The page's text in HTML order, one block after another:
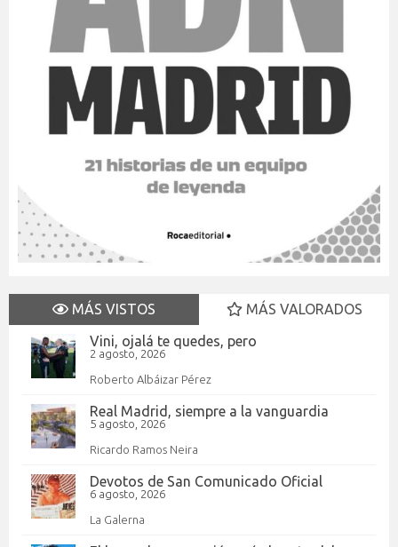
MÁS VISTOS
MÁS VALORADOS
Vini, ojalá te quedes, pero
2 agosto, 2026
Roberto Albáizar Pérez
Real Madrid, siempre a la vanguardia
5 agosto, 2026
Ricardo Ramos Neira
Devotos de San Comunicado Oficial
6 agosto, 2026
La Galerna